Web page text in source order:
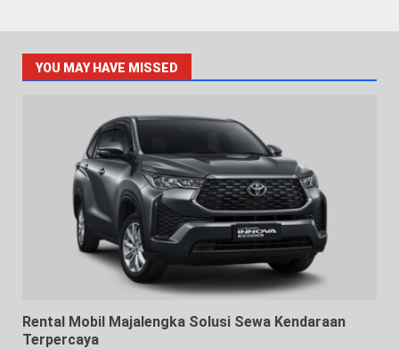
YOU MAY HAVE MISSED
Rental Mobil Majalengka Solusi Sewa Kendaraan
Terpercaya